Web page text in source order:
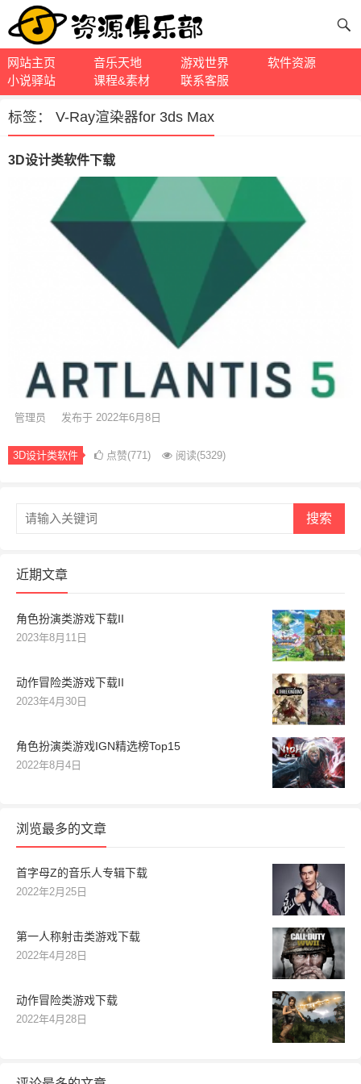
网站主页 音乐天地 游戏世界
软件资源
小说驿站
课程&素材 联系客服
标签： V-Ray渲染器for 3ds Max
3D设计类软件下载
管理员 发布于 2022年6月8日
3D设计类软件 点赞(771) 阅读(5329)
搜索
近期文章
角色扮演类游戏下载II
2023年8月11日
动作冒险类游戏下载II
2023年4月30日
角色扮演类游戏IGN精选榜Top15
2022年8月4日
浏览最多的文章
首字母Z的音乐人专辑下载
2022年2月25日
第一人称射击类游戏下载
2022年4月28日
动作冒险类游戏下载
2022年4月28日